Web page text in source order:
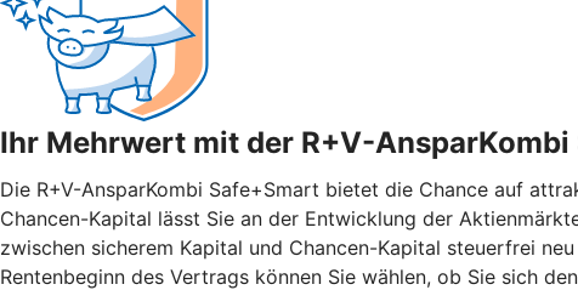
Ihr Mehrwert mit der R+V-AnsparKombi
Die R+V-AnsparKombi Safe+Smart bietet die Chance auf
Chancen-Kapital lässt Sie an der Entwicklung der
zwischen sicherem Kapital und Chancen-Kapital steuerfrei
Rentenbeginn des Vertrags können Sie wählen, ob Sie sich